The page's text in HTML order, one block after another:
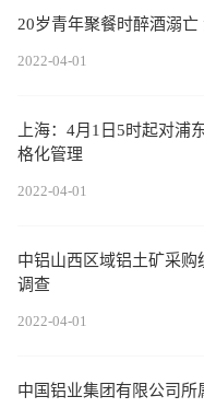
20岁青年聚餐时醉酒溺
2022-04-01
上海：4月1日5时起对浦
格化管理
2022-04-01
中铝山西区域铝土矿采
调查
2022-04-01
中国铝业集团有限公司